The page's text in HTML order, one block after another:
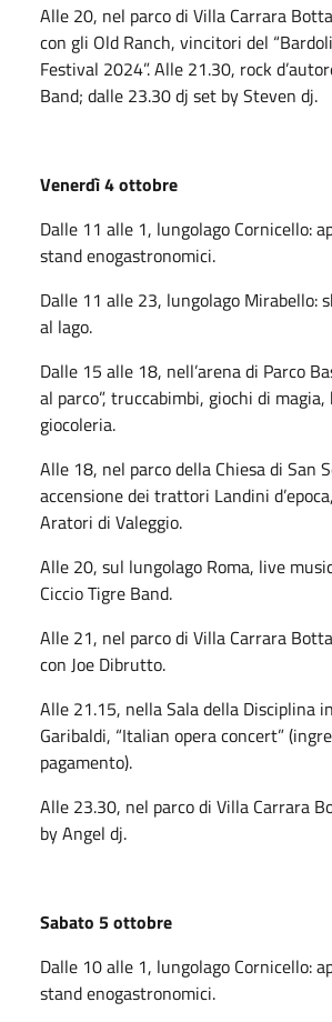
Alle 20, nel parco di Villa Carrara
con gli Old Ranch, vincitori del
Festival 2024”. Alle 21.30, rock
Band; dalle 23.30 dj set by Steven dj.
Venerdì 4 ottobre
Dalle 11 alle 1, lungolago Cornicello:
stand enogastronomici.
Dalle 11 alle 23, lungolago Mirabello:
al lago.
Dalle 15 alle 18, nell’arena di Parco
al parco”, truccabimbi, giochi di
giocoleria.
Alle 18, nel parco della Chiesa di San
accensione dei trattori Landini
Aratori di Valeggio.
Alle 20, sul lungolago Roma, live
Ciccio Tigre Band.
Alle 21, nel parco di Villa Carrara
con Joe Dibrutto.
Alle 21.15, nella Sala della Disciplina
Garibaldi, “Italian opera concert”
pagamento).
Alle 23.30, nel parco di Villa Carrara
by Angel dj.
Sabato 5 ottobre
Dalle 10 alle 1, lungolago Cornicello:
stand enogastronomici.